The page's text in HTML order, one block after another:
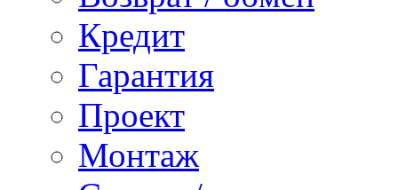
Кредит
Гарантия
Проект
Монтаж